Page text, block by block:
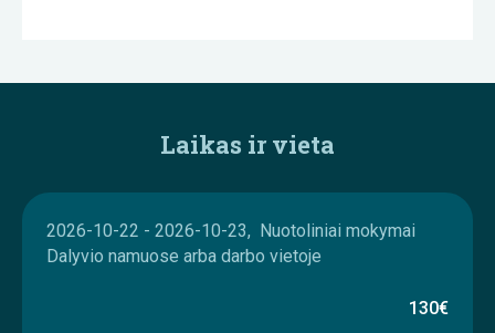
Laikas ir vieta
2026-10-22 - 2026-10-23, Nuotoliniai mokymai
Dalyvio namuose arba darbo vietoje
130€